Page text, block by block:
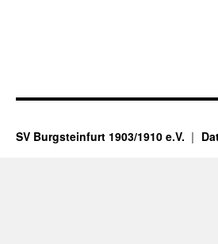
SV Burgsteinfurt 1903/1910 e.V.